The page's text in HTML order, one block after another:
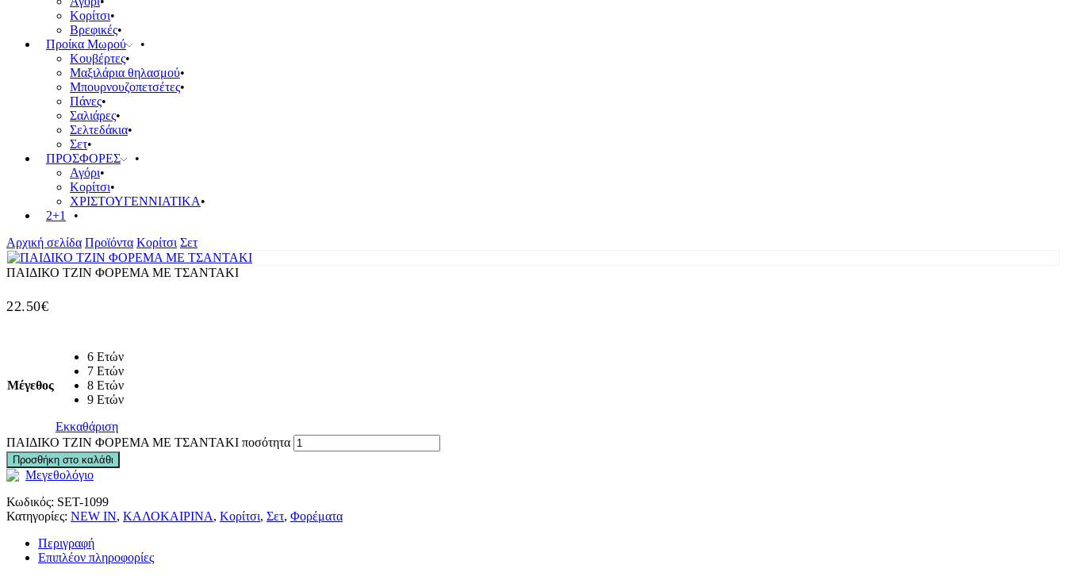
Κορίτσι
Βρεφικές
Προίκα Μωρού
Κουβέρτες
Μαξιλάρια θηλασμού
Μπουρνουζοπετσέτες
Πάνες
Σαλιάρες
Σελτεδάκια
Σετ
ΠΡΟΣΦΟΡΕΣ
Αγόρι
Κορίτσι
ΧΡΙΣΤΟΥΓΕΝΝΙΑΤΙΚΑ
2+1
Αρχική σελίδα Προϊόντα Κορίτσι Σετ
ΠΑΙΔΙΚΟ ΤΖΙΝ ΦΟΡΕΜΑ ΜΕ ΤΣΑΝΤΑΚΙ
22.50€
Μέγεθος
6 Ετών
7 Ετών
8 Ετών
9 Ετών
Εκκαθάριση
ΠΑΙΔΙΚΟ ΤΖΙΝ ΦΟΡΕΜΑ ΜΕ ΤΣΑΝΤΑΚΙ ποσότητα
Προσθήκη στο καλάθι
Μεγεθολόγιο
Κωδικός: SET-1099
Κατηγορίες: NEW IN, ΚΑΛΟΚΑΙΡΙΝΑ, Κορίτσι, Σετ, Φορέματα
Περιγραφή
Επιπλέον πληροφορίες